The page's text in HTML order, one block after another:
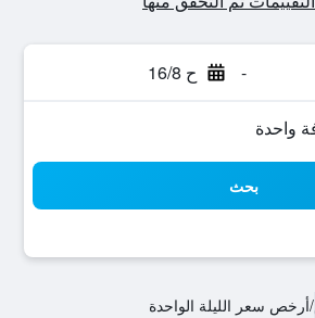
- ح 16/8
بحث
/أرخص سعر الليلة الواحدة